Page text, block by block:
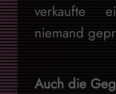
verkaufte
niemand
Auch die